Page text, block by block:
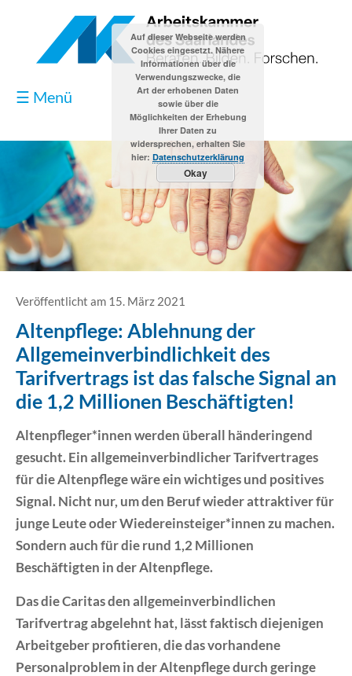
☰ Menü
Blog
Kontakt
Datenschutzerklärung
Erklärung Barrierefreiheit
Veröffentlicht am 15. März 2021
Altenpflege: Ablehnung der
Allgemeinverbindlichkeit des
Tarifvertrags ist das falsche Signal an
die 1,2 Millionen Beschäftigten!
Altenpfleger*innen werden überall händeringend
gesucht. Ein allgemeinverbindlicher Tarifvertrages
für die Altenpflege wäre ein wichtiges und positives
Signal. Nicht nur, um den Beruf wieder attraktiver für
junge Leute oder Wiedereinsteiger*innen zu machen.
Sondern auch für die rund 1,2 Millionen
Beschäftigten in der Altenpflege.
Das die Caritas den allgemeinverbindlichen
Tarifvertrag abgelehnt hat, lässt faktisch diejenigen
Arbeitgeber profitieren, die das vorhandene
Personalproblem in der Altenpflege durch geringe
Auf dieser Webseite werden
Cookies eingesetzt. Nähere
Informationen über die
Verwendungszwecke, die
Art der erhobenen Daten
sowie über die
Möglichkeiten der Erhebung
Ihrer Daten zu
widersprechen, erhalten Sie
hier: Datenschutzerklärung
Okay